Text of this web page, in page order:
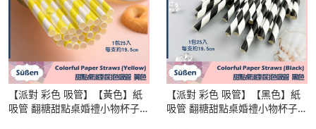
【派對 彩色 吸管】【黃色】紙
吸管 翻糖甜點桌婚禮小物杯子蛋
【派對 彩色 吸管】【黑色】紙
吸管 翻糖甜點桌婚禮小物杯子蛋